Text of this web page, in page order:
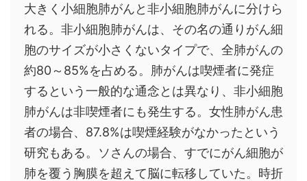
大きく小細胞肺がんと非小細胞肺がんに分けら
れる。非小細胞肺がんは、その名の通りがん細
胞のサイズが小さくないタイプで、全肺がんの
約80～85%を占める。肺がんは喫煙者に発症
するという一般的な通念とは異なり、非小細胞
肺がんは非喫煙者にも発生する。女性肺がん患
者の場合、87.8%は喫煙経験がなかったという
研究もある。ソさんの場合、すでにがん細胞が
肺を覆う胸膜を超えて脳に転移していた。時折